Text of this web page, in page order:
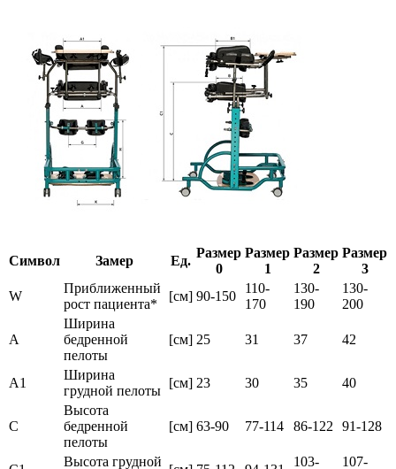
Символ Замер Ед.
Размер
0
Размер
1
Размер
2
Размер
3
W
Приближенный
рост пациента*
[см] 90-150
110-
170
130-
190
130-
200
A
Ширина
бедренной
пелоты
[см] 25 31 37 42
A1
Ширина
грудной пелоты
[см] 23 30 35 40
C
Высота
бедренной
пелоты
[см] 63-90 77-114 86-122 91-128
Высота грудной
103-
107-